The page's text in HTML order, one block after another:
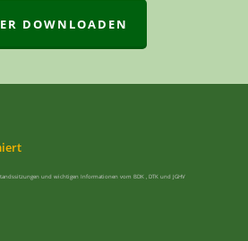
DOWNLOADEN
und wichtigen Informationen vom BDK , DTK und JGHV